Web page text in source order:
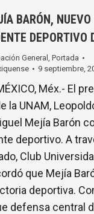
BARÓN, NUEVO
DEPORTIVO
General Portada
9 septiembre,
Méx.- El
la UNAM,
Mejía Barón
deportivo. A
Club
que Mejía
deportiva.
defensa central